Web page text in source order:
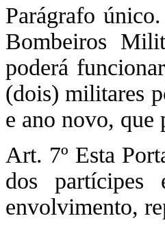
Parágrafo
Bombeiros
poderá
(dois) militares
e ano novo,
Art. 7º Esta
dos partícipes
envolvimento,